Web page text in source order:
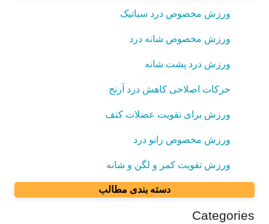
ورزش مخصوص درد سیاتیک
ورزش مخصوص شانه درد
ورزش درد پشت شانه
حرکات اصلاحی کاهش درد آرنج
ورزش برای تقویت عضلات کتف
ورزش مخصوص زانو درد
ورزش تقویت کمر و لگن و شانه
دسته بندی مطالب
Categories